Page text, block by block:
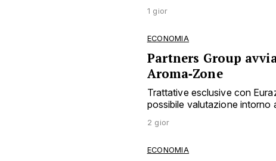
1 gior
ECONOMIA
Partners Group
Aroma‑Zone
Trattative esclusive con
possibile valutazione intorno
2 gior
ECONOMIA